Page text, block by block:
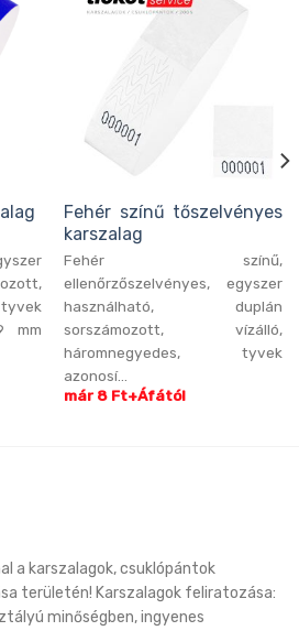
mm
Fehér színű tőszelvényes
karszalag
Fehér színű,
ellenőrzőszelvényes, egyszer
használható, duplán
sorszámozott, vízálló,
háromnegyedes, tyvek
azonosí...
már 8 Ft+Áfától
a karszalagok, csuklópántok
területén! Karszalagok feliratozása:
minőségben, ingyenes